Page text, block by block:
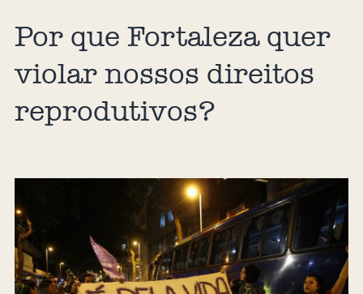
Por que Fortaleza quer
violar nossos direitos
reprodutivos?